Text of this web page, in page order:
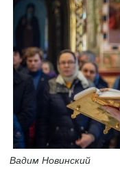
Вадим Новинский